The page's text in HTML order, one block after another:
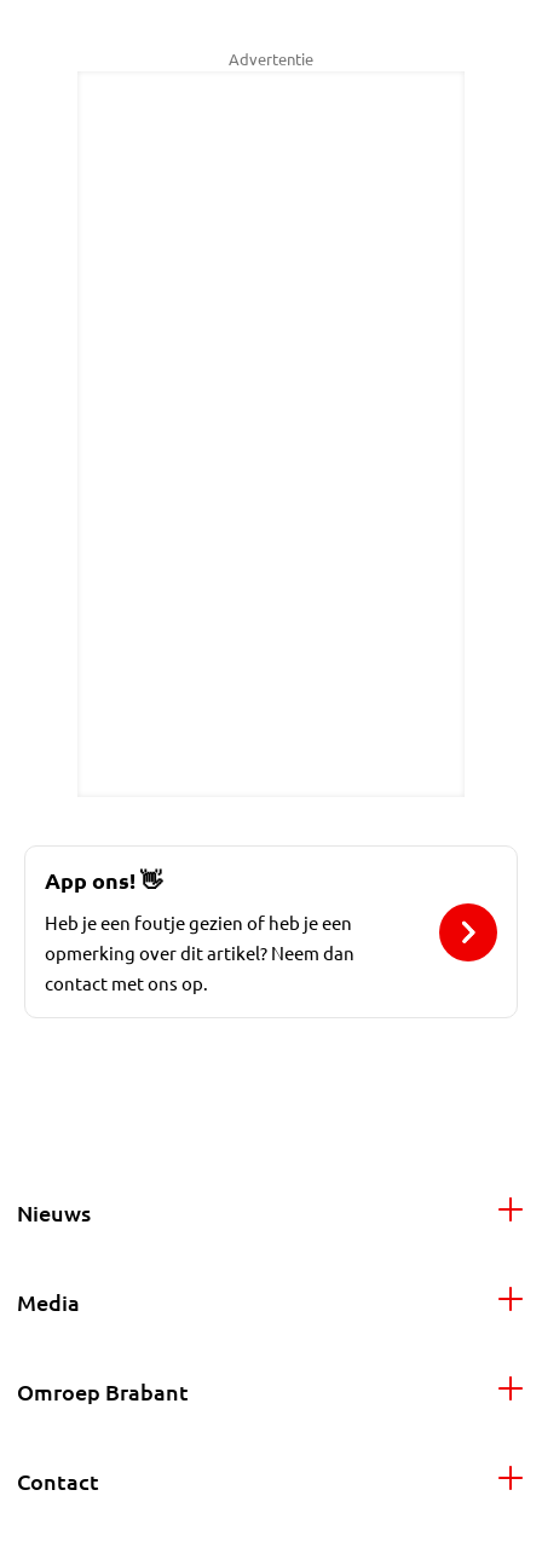
Advertentie
App ons!👋
Heb je een foutje gezien of heb je een
opmerking over dit artikel? Neem dan
contact met ons op.
Nieuws
Media
Omroep Brabant
Contact